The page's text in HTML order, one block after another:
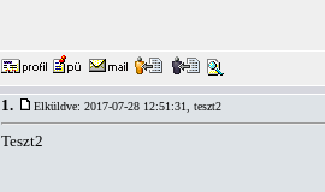
1. Elküldve: 2017-07-28 12:51:31, teszt2
Teszt2